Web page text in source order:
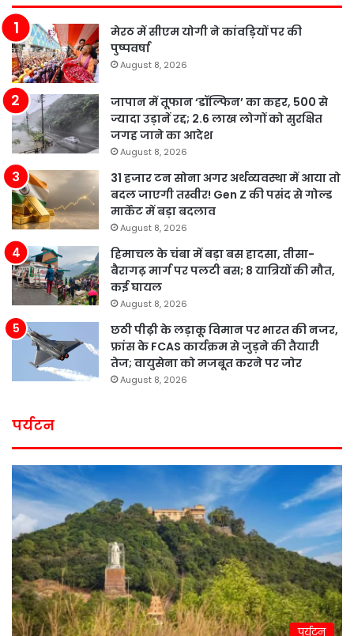
मेरठ में सीएम योगी ने कांवड़ियों पर की
पुष्पवर्षा
August 8, 2026
जापान में तूफान ‘डॉल्फिन’ का कहर, 500 से
ज्यादा उड़ानें रद्द; 2.6 लाख लोगों को सुरक्षित
जगह जाने का आदेश
August 8, 2026
31 हजार टन सोना अगर अर्थव्यवस्था में आया तो
बदल जाएगी तस्वीर! Gen Z की पसंद से गोल्ड
मार्केट में बड़ा बदलाव
August 8, 2026
हिमाचल के चंबा में बड़ा बस हादसा, तीसा-
बैरागढ़ मार्ग पर पलटी बस; 8 यात्रियों की मौत,
कई घायल
August 8, 2026
छठी पीढ़ी के लड़ाकू विमान पर भारत की नजर,
फ्रांस के FCAS कार्यक्रम से जुड़ने की तैयारी
तेज; वायुसेना को मजबूत करने पर जोर
August 8, 2026
पर्यटन
पर्यटन